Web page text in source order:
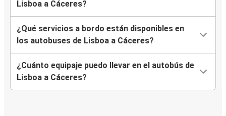
Lisboa a Cáceres?
¿Qué servicios a bordo están disponibles en
los autobuses de Lisboa a Cáceres?
¿Cuánto equipaje puedo llevar en el autobús de
Lisboa a Cáceres?